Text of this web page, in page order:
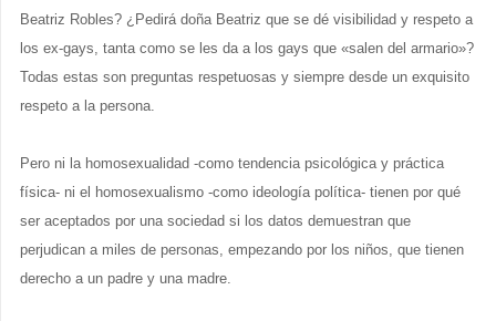
Beatriz Robles? ¿Pedirá doña Beatriz que se dé visibilidad y respeto a
los ex-gays, tanta como se les da a los gays que «salen del armario»?
Todas estas son preguntas respetuosas y siempre desde un exquisito
respeto a la persona.
Pero ni la homosexualidad -como tendencia psicológica y práctica
física- ni el homosexualismo -como ideología política- tienen por qué
ser aceptados por una sociedad si los datos demuestran que
perjudican a miles de personas, empezando por los niños, que tienen
derecho a un padre y una madre.